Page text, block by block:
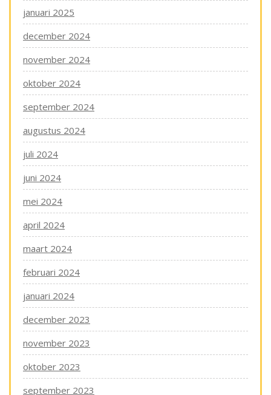
januari 2025
december 2024
november 2024
oktober 2024
september 2024
augustus 2024
juli 2024
juni 2024
mei 2024
april 2024
maart 2024
februari 2024
januari 2024
december 2023
november 2023
oktober 2023
september 2023